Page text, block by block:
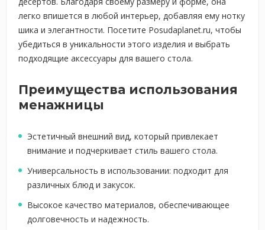
легко впишется в любой интерьер, добавляя ему нотку
шика и элегантности. Посетите Posudaplanet.ru, чтобы
убедиться в уникальности этого изделия и выбрать
подходящие аксессуары для вашего стола.
Преимущества использования
менажницы
Эстетичный внешний вид, который привлекает
внимание и подчеркивает стиль вашего стола.
Универсальность в использовании: подходит для
различных блюд и закусок.
Высокое качество материалов, обеспечивающее
долговечность и надежность.